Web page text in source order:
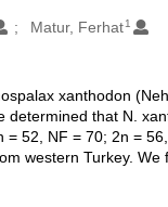
Matur, Ferhat1
xanthodon
that N.
52, NF = 70; 2n =
western Turkey.